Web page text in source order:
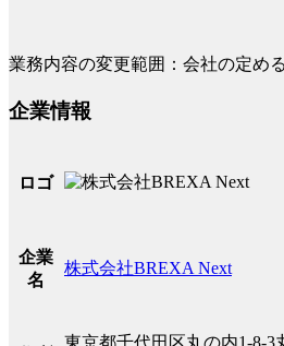
業務内容の変更範囲：会社の定め
企業情報
ロゴ
企業
名
株式会社BREXA Next